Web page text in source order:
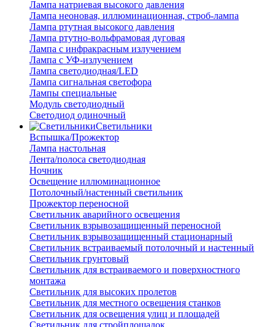
Лампа натриевая высокого давления
Лампа неоновая, иллюминационная, строб-лампа
Лампа ртутная высокого давления
Лампа ртутно-вольфрамовая дуговая
Лампа с инфракрасным излучением
Лампа с УФ-излучением
Лампа светодиодная/LED
Лампа сигнальная светофора
Лампы специальные
Модуль светодиодный
Светодиод одиночный
Светильники
Вспышка/Прожектор
Лампа настольная
Лента/полоса светодиодная
Ночник
Освещение иллюминационное
Потолочный/настенный светильник
Прожектор переносной
Светильник аварийного освещения
Светильник взрывозащищенный переносной
Светильник взрывозащищенный стационарный
Светильник встраиваемый потолочный и настенный
Светильник грунтовый
Светильник для встраиваемого и поверхностного
монтажа
Светильник для высоких пролетов
Светильник для местного освещения станков
Светильник для освещения улиц и площадей
Светильник для стройплощадок